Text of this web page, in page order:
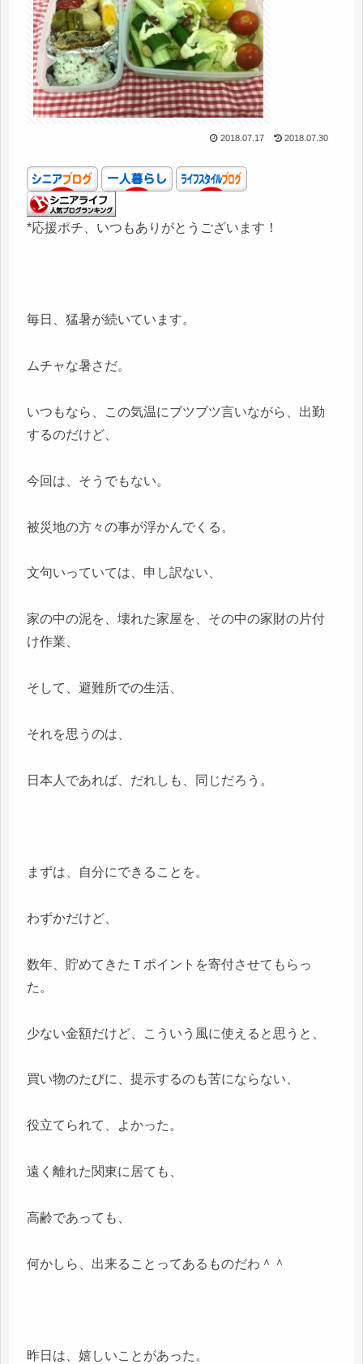
2018.07.17 2018.07.30
*応援ポチ、いつもありがとうございます！
毎日、猛暑が続いています。
ムチャな暑さだ。
いつもなら、この気温にブツブツ言いながら、出勤
するのだけど、
今回は、そうでもない。
被災地の方々の事が浮かんでくる。
文句いっていては、申し訳ない、
家の中の泥を、壊れた家屋を、その中の家財の片付
け作業、
そして、避難所での生活、
それを思うのは、
日本人であれば、だれしも、同じだろう。
まずは、自分にできることを。
わずかだけど、
数年、貯めてきたＴポイントを寄付させてもらっ
た。
少ない金額だけど、こういう風に使えると思うと、
買い物のたびに、提示するのも苦にならない、
役立てられて、よかった。
遠く離れた関東に居ても、
高齢であっても、
何かしら、出来ることってあるものだわ＾＾
昨日は、嬉しいことがあった。